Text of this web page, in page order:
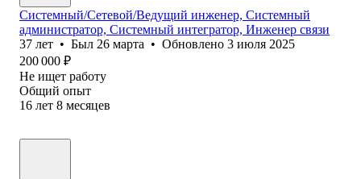
Системный/Сетевой/Ведущий инженер, Системный
администратор, Системный интегратор, Инженер связи
37 лет • Был 26 марта • Обновлено 3 июля 2025
200 000 ₽
Не ищет работу
Общий опыт
16 лет 8 месяцев